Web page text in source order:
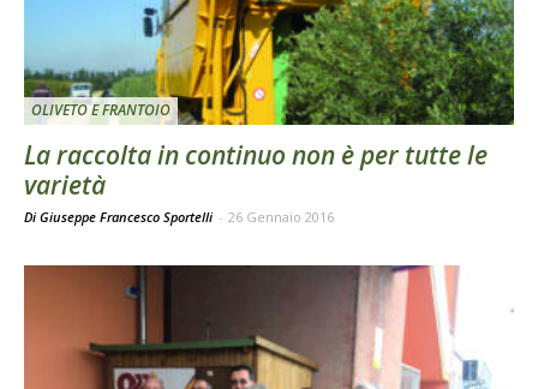
OLIVETO E FRANTOIO
La raccolta in continuo non è per tutte le
varietà
Di Giuseppe Francesco Sportelli - 26 Gennaio 2016